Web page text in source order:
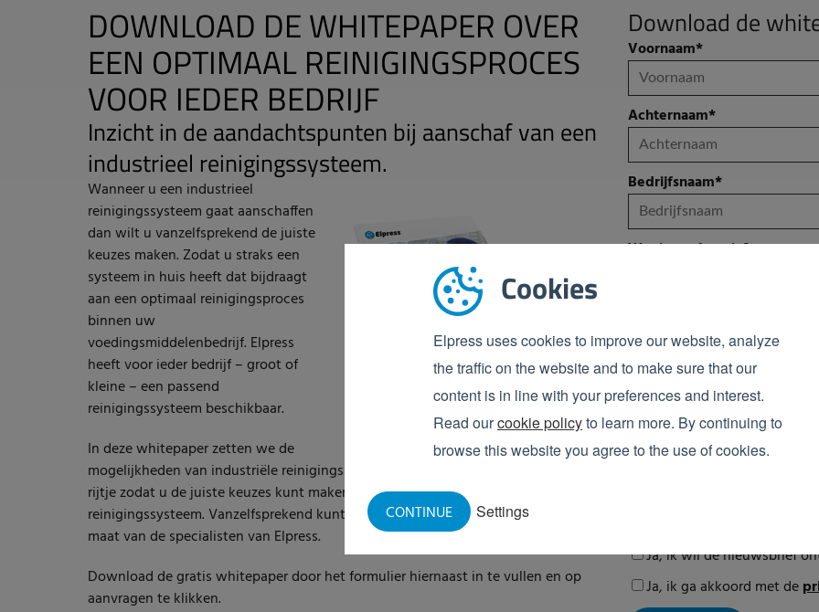
Cookies
Elpress uses cookies to improve our website, analyze
the traffic on the website and to make sure that our
content is in line with your preferences and interest.
Read ourcookie policyto learn more. By continuing to
browse this website you agree to the use of cookies.
Settings
CONTINUE
DOWNLOAD DE WHITEPAPER OVER
EEN OPTIMAAL REINIGINGSPROCES
VOOR IEDER BEDRIJF
Inzicht in de aandachtspunten bij aanschaf van een
industrieel reinigingssysteem.
Wanneer u een industrieel
reinigingssysteem gaat aanschaffen
dan wilt u vanzelfsprekend de juiste
keuzes maken. Zodat u straks een
systeem in huis heeft dat bijdraagt
aan een optimaal reinigingsproces
binnen uw
voedingsmiddelenbedrijf. Elpress
heeft voor ieder bedrijf – groot of
kleine – een passend
reinigingssysteem beschikbaar.
In deze whitepaper zetten we de
mogelijkheden van industriële reinigingssystemen overzichtelijk voor u op een
rijtje zodat u de juiste keuzes kunt maken bij de aanschaf van uw optimale
reinigingssysteem. Vanzelfsprekend kunt u ook altijd rekenen op een advies op
maat van de specialisten van Elpress.
Download de gratis whitepaper door het formulier hiernaast in te vullen en op
aanvragen te klikken.
Download de
Voornaam*
Achternaam*
Bedrijfsnaam*
Wat is uw functie?
Elpress doet er alles aan om jouw
gegevens alleen gebruiken om jouw
ons hebt aangevraagd. Elpress heeft
nemen over onze producten en diensten.
Van tijd tot tijd willen we je daarnaast
ontwikkelingen d.m.v. een
Ja, ik wil de nieuwsbrief
Ja, ik ga akkoord met de